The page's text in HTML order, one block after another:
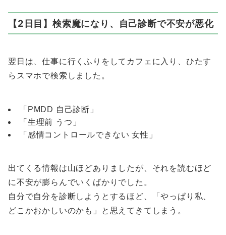
【2日目】検索魔になり、自己診断で不安が悪化
翌日は、仕事に行くふりをしてカフェに入り、ひたす
らスマホで検索しました。
「PMDD 自己診断」
「生理前 うつ」
「感情コントロールできない 女性」
出てくる情報は山ほどありましたが、それを読むほど
に不安が膨らんでいくばかりでした。
自分で自分を診断しようとするほど、「やっぱり私、
どこかおかしいのかも」と思えてきてしまう。